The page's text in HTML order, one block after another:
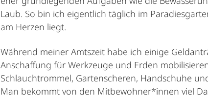
Laub. So bin ich eigentlich täglich im
am Herzen liegt.
Während meiner Amtszeit habe ich einige
Anschaffung für Werkzeuge und Erden
Schlauchtrommel, Gartenscheren, Handschuhe
Man bekommt von den Mitbewohner*innen viel